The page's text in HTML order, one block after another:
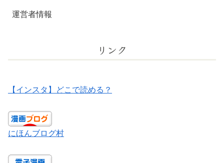
運営者情報
リンク
【インスタ】どこで読める？
にほんブログ村